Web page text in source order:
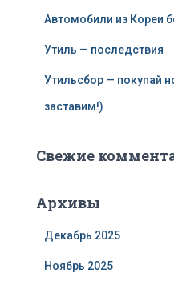
Автомобили из Кореи
Утиль — последствия
Утильсбор — покупай
заставим!)
Свежие
Архивы
Декабрь 2025
Ноябрь 2025